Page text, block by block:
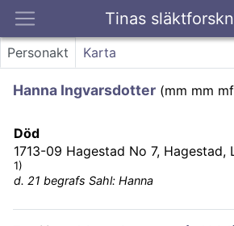
Tinas
Kontakt
Personakt Karta
Hanna Ingvarsdotter (mm mm
Död
1713-09 Hagestad No 7, Hagestad,
1)
d. 21 begrafs Sahl: Hanna